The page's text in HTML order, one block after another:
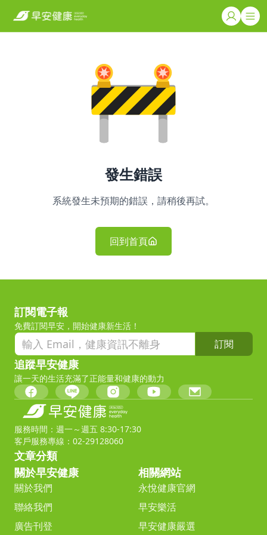
發生錯誤
系統發生未預期的錯誤，請稍後再試。
回到首頁
訂閱電子報
免費訂閱早安，開始健康新生活！
訂閱
追蹤早安健康
讓一天的生活充滿了正能量和健康的動力
服務時間：週一～週五 8:30-17:30
客戶服務專線：02-29128060
文章分類
關於早安健康
關於我們
聯絡我們
廣告刊登
相關網站
永悅健康官網
早安樂活
早安健康嚴選